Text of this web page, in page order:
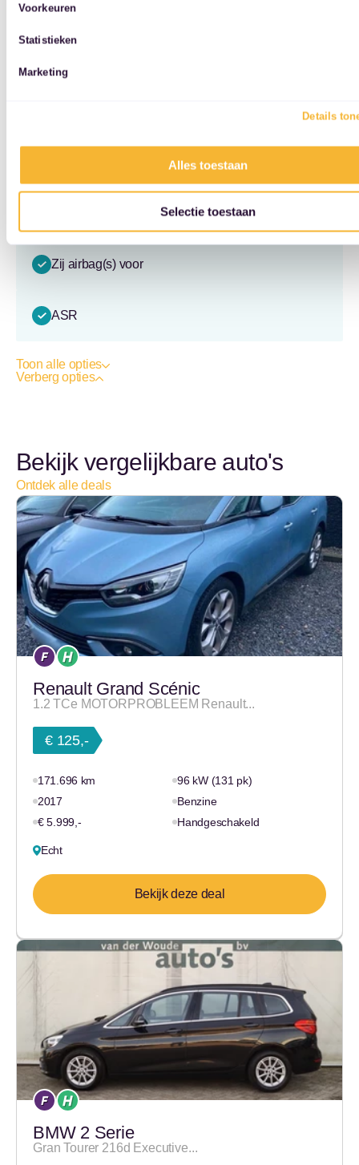
heeft verstrekt of die ze hebben verzameld op basis van uw
Voorkeuren
Statistieken
Marketing
Details
Alles toestaan
Selectie toestaan
Hoofd airbag(s) voor
Vervolgbotsing preventie
Zij airbag(s) voor
ASR
Toon alle opties
Verberg opties
Bekijk vergelijkbare auto's
Ontdek alle deals
Renault Grand Scénic
1.2 TCe MOTORPROBLEEM Renault...
€ 125,-
171.696 km
96 kW (131 pk)
2017
Benzine
€ 5.999,-
Handgeschakeld
Echt
Bekijk deze deal
BMW 2 Serie
Gran Tourer 216d Executive...